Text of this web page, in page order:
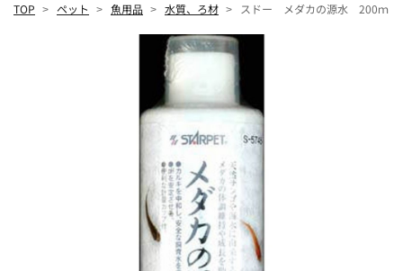
TOP ペット 魚用品 水質、ろ材 スドー メダカの源水 200ｍｌ